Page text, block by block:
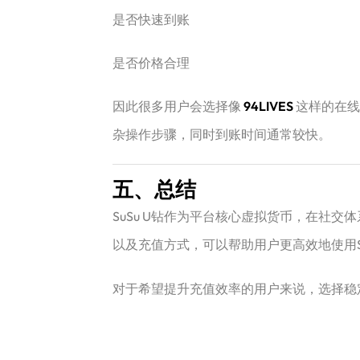
是否快速到账
是否价格合理
因此很多用户会选择像 94LIVES这样的在
杂操作步骤，同时到账时间通常较快。
五、总结
SuSu U钻作为平台核心虚拟货币，在社交
以及充值方式，可以帮助用户更高效地使用
对于希望提升充值效率的用户来说，选择